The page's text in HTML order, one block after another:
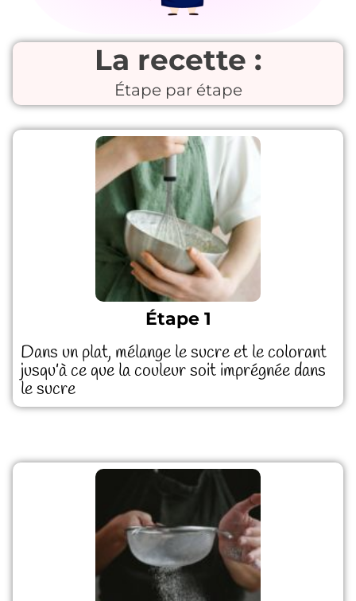
La recette :
Étape par étape
Étape 1
Dans un plat, mélange le sucre et le colorant
jusqu’à ce que la couleur soit imprégnée dans
le sucre